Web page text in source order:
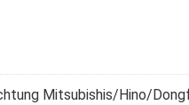
Mitsubishis/Hino/